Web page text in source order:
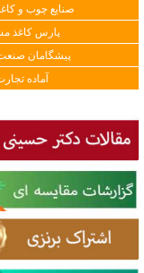
صنایع چوب و
پارس کاغذ
پیشگامان
آماده